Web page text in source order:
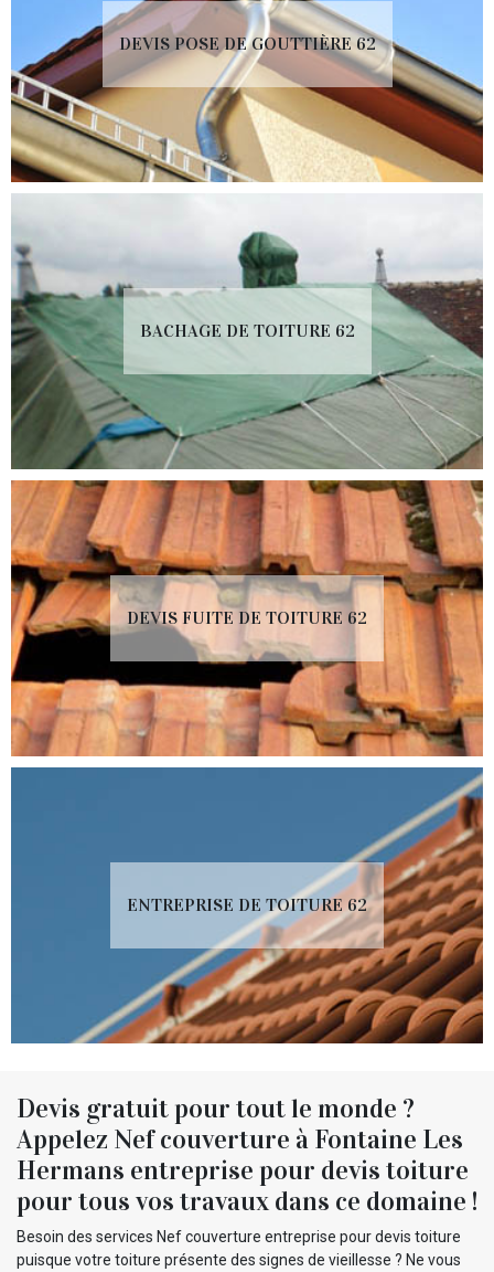
DEVIS POSE DE GOUTTIÈRE 62
BACHAGE DE TOITURE 62
DEVIS FUITE DE TOITURE 62
ENTREPRISE DE TOITURE 62
Devis gratuit pour tout le monde ?
Appelez Nef couverture à Fontaine Les
Hermans entreprise pour devis toiture
pour tous vos travaux dans ce domaine !
Besoin des services Nef couverture entreprise pour devis toiture
puisque votre toiture présente des signes de vieillesse ? Ne vous